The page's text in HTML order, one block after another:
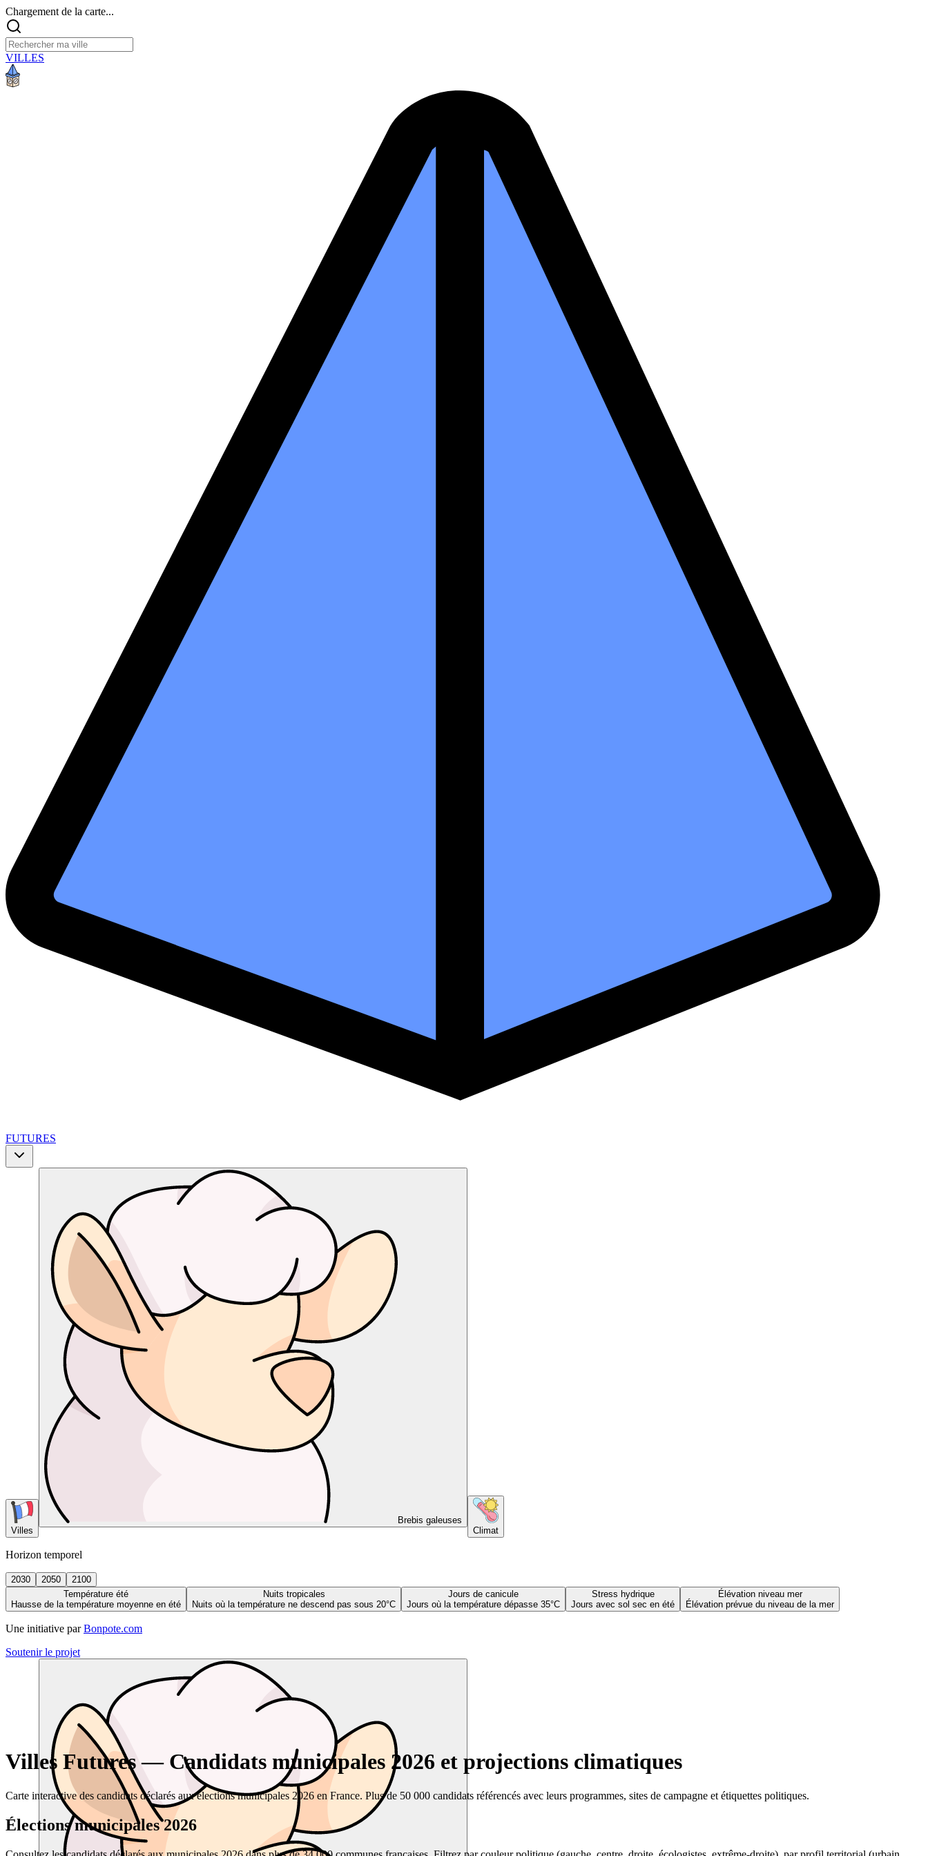
Chargement de la carte...
VILLES
FUTURES
Villes
Brebis galeuses
Climat
Horizon temporel
2030 2050
2100
Température été
Hausse de la température moyenne en été
Nuits tropicales
Nuits où la température ne descend pas sous 20°C
Jours de canicule
Jours où la température dépasse 35°C
Stress hydrique
Jours avec sol sec en été
Élévation niveau mer
Élévation prévue du niveau de la mer
Une initiative par Bonpote.com
Soutenir le projet
Villes Futures — Candidats municipales 2026 et projections climatiques
Carte interactive des candidats déclarés aux élections municipales 2026 en France. Plus de 50 000 candidats référencés avec leurs programmes, sites de campagne et étiquettes politiques.
Élections municipales 2026